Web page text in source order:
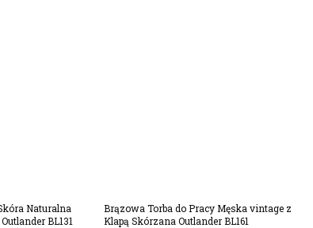
Naturalna
BL131
Brązowa Torba do Pracy Męska vintage z
Klapą Skórzana Outlander BL161